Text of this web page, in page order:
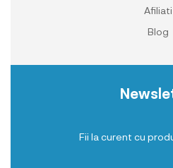
Afiliati
Blog
Fii la curent cu